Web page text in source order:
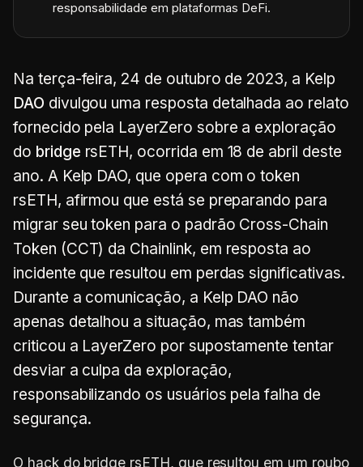
responsabilidade em plataformas DeFi.
Na terça-feira, 24 de outubro de 2023, a Kelp
DAO divulgou uma resposta detalhada ao relato
fornecido pela LayerZero sobre a exploração
do bridge rsETH, ocorrida em 18 de abril deste
ano. A Kelp DAO, que opera com o token
rsETH, afirmou que está se preparando para
migrar seu token para o padrão Cross-Chain
Token (CCT) da Chainlink, em resposta ao
incidente que resultou em perdas significativas.
Durante a comunicação, a Kelp DAO não
apenas detalhou a situação, mas também
criticou a LayerZero por supostamente tentar
desviar a culpa da exploração,
responsabilizando os usuários pela falha de
segurança.
O hack do bridge rsETH, que resultou em um roubo